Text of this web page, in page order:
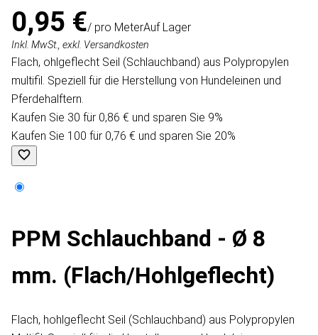
0,95 €/ pro MeterAuf Lager
Inkl. MwSt., exkl. Versandkosten
Flach, ohlgeflecht Seil (Schlauchband) aus Polypropylen
multifil. Speziell für die Herstellung von Hundeleinen und
Pferdehalftern.
Kaufen Sie 30 für 0,86 € und sparen Sie 9%
Kaufen Sie 100 für 0,76 € und sparen Sie 20%
PPM Schlauchband - Ø 8
mm. (Flach/Hohlgeflecht)
Flach, hohlgeflecht Seil (Schlauchband) aus Polypropylen